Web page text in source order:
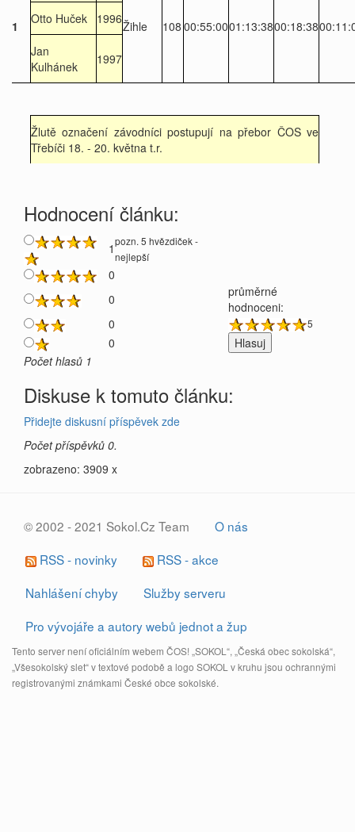
1 Žihle 108 00:55:0001:13:3800:18:38
Otto Huček 1996
Jan
Kulhánek
1997
Žlutě označení závodníci postupují na přebor ČOS ve
Třebíči 18. - 20. května t.r.
Hodnocení článku:
1pozn. 5 hvězdiček -
nejlepší
0
0
průměrné
hodnoceni:
0
5
0
Počet hlasů 1
Diskuse k tomuto článku:
Přidejte diskusní příspěvek zde
Počet příspěvků 0.
zobrazeno: 3909 x
© 2002 - 2021 Sokol.Cz Team
O nás
RSS - novinky
RSS - akce
Nahlášení chyby
Služby serveru
Pro vývojáře a autory webů jednot a žup
Tento server není oficiálním webem ČOS! „SOKOL“, „Česká obec sokolská“,
„Všesokolský slet“ v textové podobě a logo SOKOL v kruhu jsou ochrannými
registrovanými známkami České obce sokolské.